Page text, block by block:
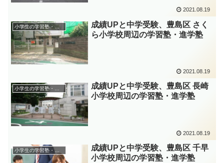
2021.08.19
小学生の学習塾・進学塾
成績UPと中学受験、豊島区 さく
ら小学校周辺の学習塾・進学塾
2021.08.19
成績UPと中学受験、豊島区 長崎
小学校周辺の学習塾・進学塾
2021.08.19
小学生の学習塾・進学塾
成績UPと中学受験、豊島区 千早
小学校周辺の学習塾・進学塾